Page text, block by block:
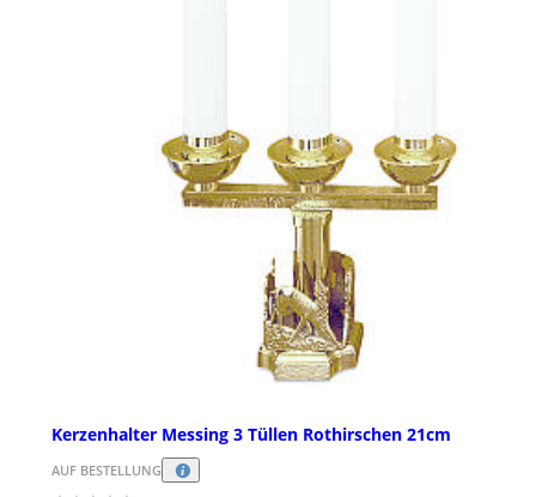
Kerzenhalter Messing 3 Tüllen Rothirschen 21cm
AUF BESTELLUNG